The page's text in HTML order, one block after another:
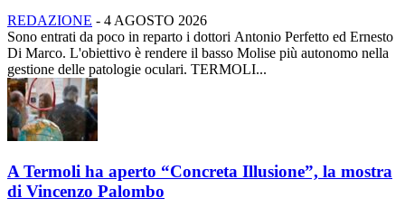
REDAZIONE - 4 AGOSTO 2026
Sono entrati da poco in reparto i dottori Antonio Perfetto ed Ernesto
Di Marco. L'obiettivo è rendere il basso Molise più autonomo nella
gestione delle patologie oculari. TERMOLI...
A Termoli ha aperto “Concreta Illusione”, la mostra
di Vincenzo Palombo